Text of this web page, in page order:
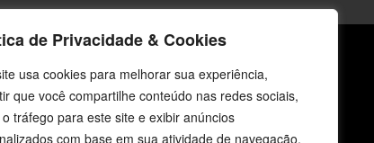
de Privacidade & Cookies
usa cookies para melhorar sua experiência,
que você compartilhe conteúdo nas redes sociais,
tráfego para este site e exibir anúncios
com base em sua atividade de navegação.
Fale Conosco
E-mails